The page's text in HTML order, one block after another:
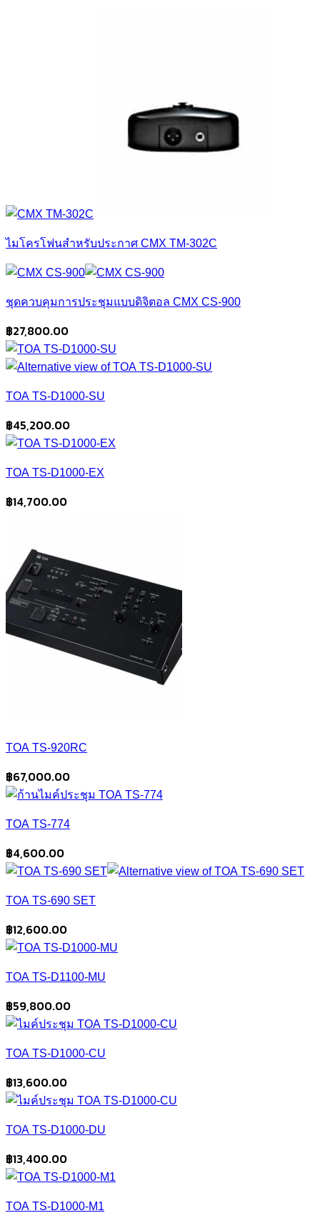
ไมโครโฟนสำหรับประกาศ CMX TM-302C
ชุดควบคุมการประชุมแบบดิจิตอล CMX CS-900
฿27,800.00
TOA TS-D1000-SU
฿45,200.00
TOA TS-D1000-EX
฿14,700.00
TOA TS-920RC
฿67,000.00
TOA TS-774
฿4,600.00
TOA TS-690 SET
฿12,600.00
TOA TS-D1100-MU
฿59,800.00
TOA TS-D1000-CU
฿13,600.00
TOA TS-D1000-DU
฿13,400.00
TOA TS-D1000-M1